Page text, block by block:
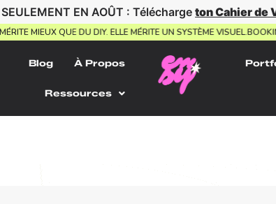
SEULEMENT EN AOÛT : Téléchargeton Cahier de
MÉRITE MIEUX QUE DU DIY. ELLE MÉRITE UN SYSTÈME VISUEL.
Blog À Propos
Ressources